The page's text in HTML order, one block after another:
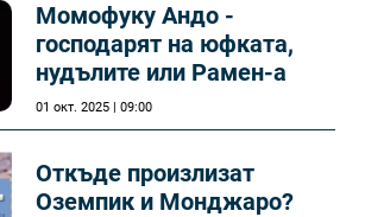
Момофуку Андо -
господарят на юфката,
нудълите или Рамен-а
01 окт. 2025 | 09:00
Откъде произлизат
Оземпик и Монджаро?